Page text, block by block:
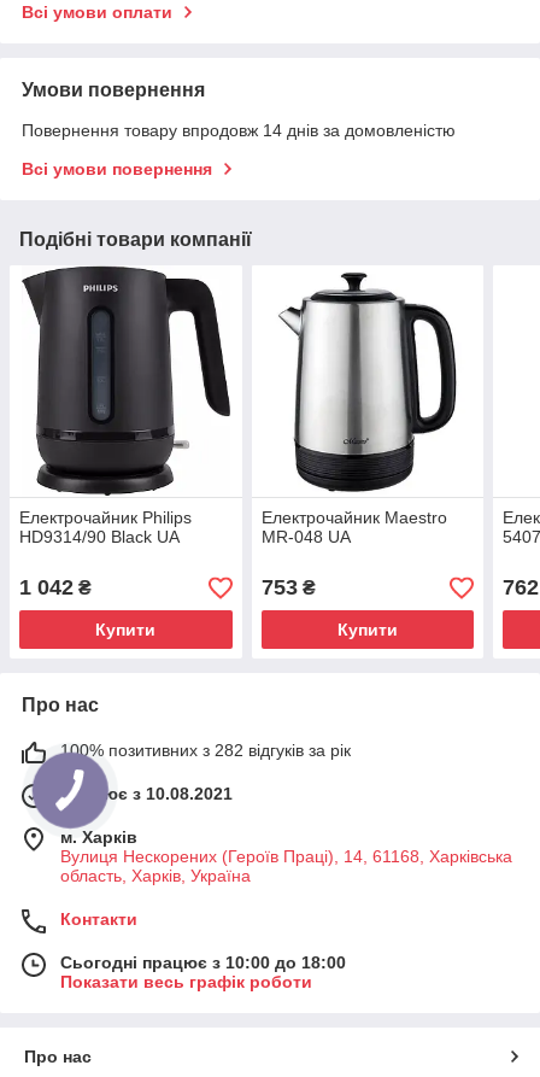
Всі умови оплати
Умови повернення
Повернення товару впродовж 14 днів за домовленістю
Всі умови повернення
Подібні товари компанії
Електрочайник Philips
HD9314/90 Black UA
1 042 ₴
Купити
Електрочайник Maestro
MR-048 UA
753₴
Купити
762
Про нас
100% позитивних з 282 відгуків за рік
Працює з 10.08.2021
м. Харків
Вулиця Нескорених (Героїв Праці), 14, 61168, Харківська
область, Харків, Україна
Контакти
Сьогодні працює з 10:00 до 18:00
Показати весь графік роботи
Про нас